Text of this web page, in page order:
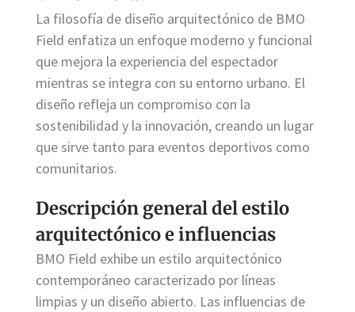
La filosofía de diseño arquitectónico de BMO
Field enfatiza un enfoque moderno y funcional
que mejora la experiencia del espectador
mientras se integra con su entorno urbano. El
diseño refleja un compromiso con la
sostenibilidad y la innovación, creando un lugar
que sirve tanto para eventos deportivos como
comunitarios.
Descripción general del estilo
arquitectónico e influencias
BMO Field exhibe un estilo arquitectónico
contemporáneo caracterizado por líneas
limpias y un diseño abierto. Las influencias de